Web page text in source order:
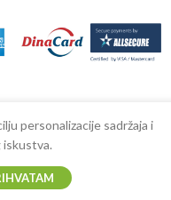
personalizacije sadržaja i